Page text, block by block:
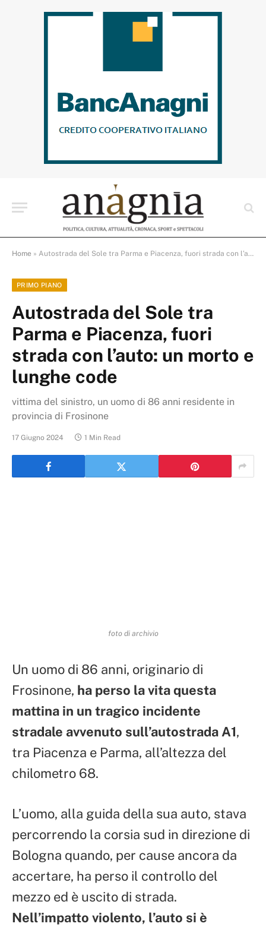
Home » Autostrada del Sole tra Parma e Piacenza, fuori strada con l’auto: un morto e lunghe code
PRIMO PIANO
Autostrada del Sole tra
Parma e Piacenza, fuori
strada con l’auto: un morto e
lunghe code
vittima del sinistro, un uomo di 86 anni residente in
provincia di Frosinone
17 Giugno 2024 1 Min Read
foto di archivio
Un uomo di 86 anni, originario di
Frosinone, ha perso la vita questa
mattina in un tragico incidente
stradale avvenuto sull’autostrada A1,
tra Piacenza e Parma, all’altezza del
chilometro 68.
L’uomo, alla guida della sua auto, stava
percorrendo la corsia sud in direzione di
Bologna quando, per cause ancora da
accertare, ha perso il controllo del
mezzo ed è uscito di strada.
Nell’impatto violento, l’auto si è